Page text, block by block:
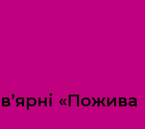
«Пожива